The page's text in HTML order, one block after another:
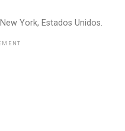
York, Estados Unidos.